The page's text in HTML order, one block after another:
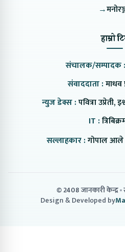
→
हाम्रो
संचालक/सम्पादक :
संवाददाता :माधव
न्युज डेक्स :पवित्रा उप्रेती,
IT :
सल्लाहकार :गोपाल आले
© 2408 जानकारी केन्द्र
Design & Developed by